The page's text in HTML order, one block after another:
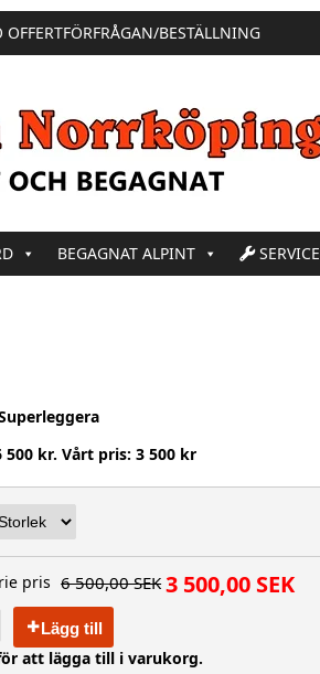
OFFERTFÖRFRÅGAN/BESTÄLLNING
BEGAGNAT ALPINT SERVICE
500 kr. Vårt pris: 3 500 kr
pris 6 500,00 SEK 3 500,00 SEK
Lägg till
att lägga till i varukorg.